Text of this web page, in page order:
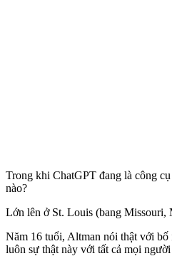
Trong khi ChatGPT đang là công
nào?
Lớn lên ở St. Louis (bang Missouri,
Năm 16 tuổi, Altman nói thật với
luôn sự thật này với tất cả mọi